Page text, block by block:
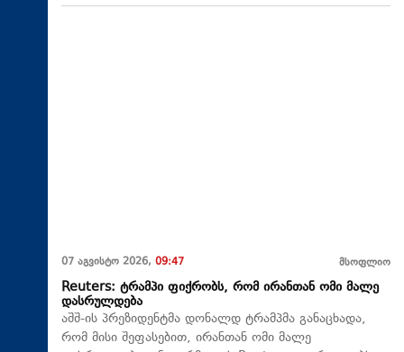
07 აგვისტო 2026, 09:47 მსოფლიო
Reuters: ტრამპი ფიქრობს, რომ ირანთან ომი მალე
დასრულდება
აშშ-ის პრეზიდენტმა დონალდ ტრამპმა განაცხადა,
რომ მისი შეფასებით, ირანთან ომი მალე